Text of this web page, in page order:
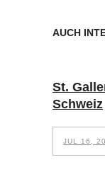
AUCH
St.
Schweiz
JUL 16,